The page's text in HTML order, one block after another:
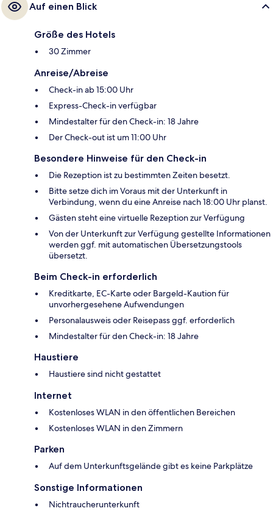
Auf einen Blick
Größe des Hotels
30 Zimmer
Anreise/Abreise
Check-in ab 15:00 Uhr
Express-Check-in verfügbar
Mindestalter für den Check-in: 18 Jahre
Der Check-out ist um 11:00 Uhr
Besondere Hinweise für den Check-in
Die Rezeption ist zu bestimmten Zeiten besetzt.
Bitte setze dich im Voraus mit der Unterkunft in
Verbindung, wenn du eine Anreise nach 18:00 Uhr planst.
Gästen steht eine virtuelle Rezeption zur Verfügung
Von der Unterkunft zur Verfügung gestellte Informationen
werden ggf. mit automatischen Übersetzungstools
übersetzt.
Beim Check-in erforderlich
Kreditkarte, EC-Karte oder Bargeld-Kaution für
unvorhergesehene Aufwendungen
Personalausweis oder Reisepass ggf. erforderlich
Mindestalter für den Check-in: 18 Jahre
Haustiere
Haustiere sind nicht gestattet
Internet
Kostenloses WLAN in den öffentlichen Bereichen
Kostenloses WLAN in den Zimmern
Parken
Auf dem Unterkunftsgelände gibt es keine Parkplätze
Sonstige Informationen
Nichtraucherunterkunft